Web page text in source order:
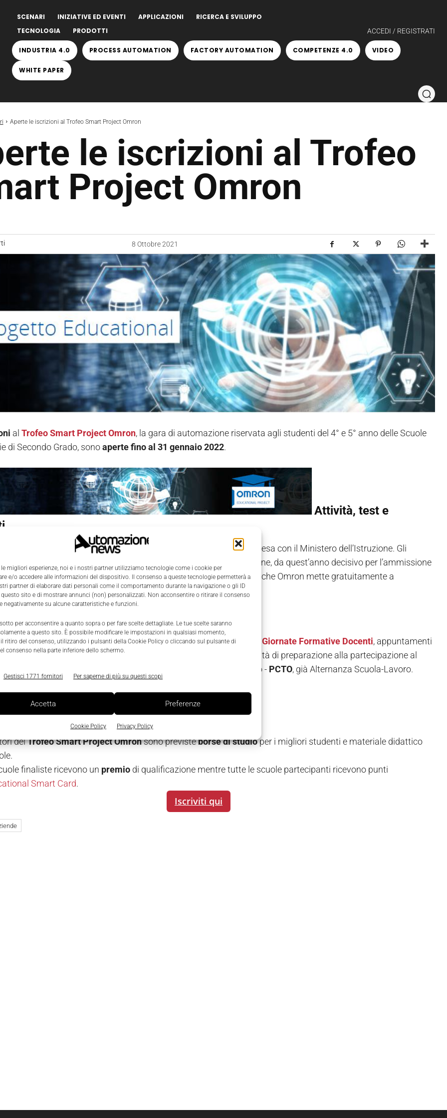
le migliori esperienze, noi e i nostri partner utilizziamo tecnologie come i cookie per
e/o accedere alle informazioni del dispositivo. Il consenso a queste tecnologie permetterà a
partner di elaborare dati personali come il comportamento durante la navigazione o gli ID
sito e di mostrare annunci (non) personalizzati. Non acconsentire o ritirare il consenso
negativamente su alcune caratteristiche e funzioni.
per acconsentire a quanto sopra o per fare scelte dettagliate. Le tue scelte saranno
a questo sito. È possibile modificare le impostazioni in qualsiasi momento,
ritiro del consenso, utilizzando i pulsanti della Cookie Policy o cliccando sul pulsante di
consenso nella parte inferiore dello schermo.
Gestisci 1771 fornitori Per saperne di più su questi scopi
Accetta Preferenze
Cookie Policy Privacy Policy
SCENARI INIZIATIVE ED EVENTI APPLICAZIONI
RICERCA E SVILUPPO
TECNOLOGIA
PRODOTTI ACCEDI / REGISTRATI
INDUSTRIA 4.0 PROCESS AUTOMATION FACTORY AUTOMATION COMPETENZE 4.0 VIDEO
WHITE PAPER
Aperte le iscrizioni al Trofeo Smart Project Omron
le iscrizioni al Trofeo
Project Omron
8 Ottobre 2021
al Trofeo Smart Project Omron, la gara di automazione riservata agli studenti del 4° e 5° anno delle Scuole
di Secondo Grado, sonoaperte fino al 31 gennaio 2022.
Attività, test e
giunto alla XV edizione, è un'attivitàcontemplata nel Protocollo d'Intesa con il Ministero dell’Istruzione. Gli
di automazione, da quest’anno decisivo per l’ammissione
e nella realizzazione di unprogettoconil software Sysmac Studio
che Omron mette gratuitamente a
della scuola.
Formative Docenti e PCTO
in confidenza con il software Sysmac Studio, Omron organizza le Giornate Formative Docenti, appuntamenti
agli insegnanti per cominciare subito a programmare! L'attività di preparazione alla partecipazione al
nei Percorsi per le Competenze Trasversali e per l’Orientamento - PCTO, già Alternanza Scuola-Lavoro.
del Trofeo Smart Project Omron
delTrofeo Smart Project Omronsono previsteborse di studioper i migliori studenti e materiale didattico
finaliste ricevono un premio di qualificazione mentre tutte le scuole partecipanti ricevono punti
Smart Card.
Iscriviti qui